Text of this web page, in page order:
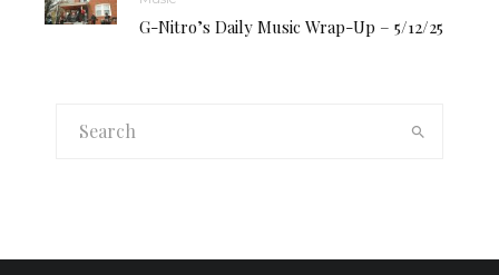
G-Nitro’s Daily Music Wrap-Up – 5/12/25